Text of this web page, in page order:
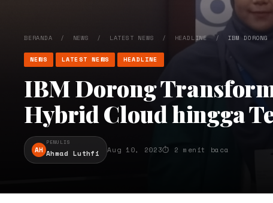
BERANDA / NEWS / LATEST NEWS / HEADLINE/ IBM
NEWS LATEST NEWS HEADLINE
IBM Dorong
Hybrid Cloud hingga
AH
PENULIS
Ahmad Luthfi Aug 10, 2023⏱ 2 menit baca